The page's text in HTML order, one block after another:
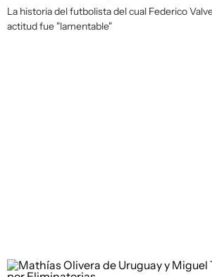
La historia del futbolista del cual Federico
actitud fue "lamentable"